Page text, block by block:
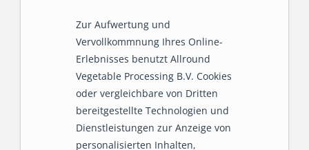
Zur Aufwertung und
Vervollkommnung Ihres Online-
Erlebnisses benutzt Allround
Vegetable Processing B.V. Cookies
oder vergleichbare von Dritten
bereitgestellte Technologien und
Dienstleistungen zur Anzeige von
personalisierten Inhalten,